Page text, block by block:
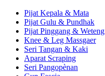
Pijat Kepala & Mata
Pijat Gulu & Pundhak
Pijat Pinggang & Weteng
Knee & Leg Massgaer
Seri Tangan & Kaki
Aparat Scraping
Seri Pangopènan